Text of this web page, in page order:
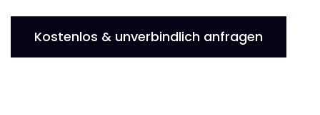
Kostenlos & unverbindlich anfragen